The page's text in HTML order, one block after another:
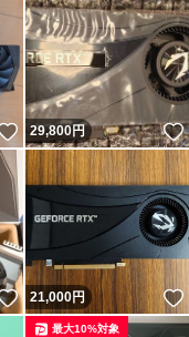
いいね！
29,800円
いいね！
21,000円
最大10%対象